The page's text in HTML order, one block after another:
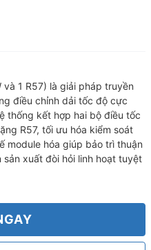
1 R57) là giải pháp truyền
điều chỉnh dải tốc độ cực
thống kết hợp hai bộ điều tốc
R57, tối ưu hóa kiểm soát
module hóa giúp bảo trì thuận
xuất đòi hỏi linh hoạt tuyệt